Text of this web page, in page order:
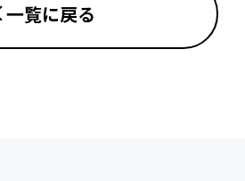
一覧に戻る